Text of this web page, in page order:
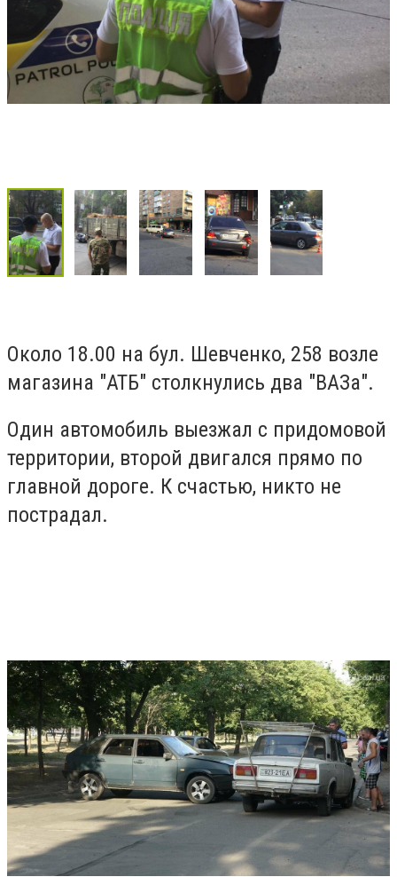
Около 18.00 на бул. Шевченко, 258 возле
магазина "АТБ" столкнулись два "ВАЗа".
Один автомобиль выезжал с придомовой
территории, второй двигался прямо по
главной дороге. К счастью, никто не
пострадал.